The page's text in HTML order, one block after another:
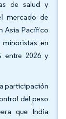
de salud y
mercado de
Asia Pacífico
en
entre 2026 y
participación
del peso
que India